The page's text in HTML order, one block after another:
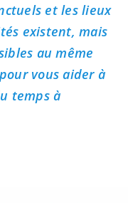
et les lieux
existent, mais
au même
vous aider à
temps à